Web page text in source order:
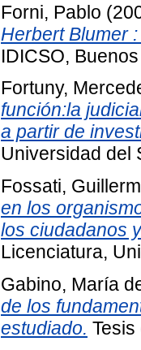
Forni, Pablo
Herbert Blumer
IDICSO,
Fortuny,
función:la
a partir de
Universidad del
Fossati,
en los
los ciudadanos
Licenciatura,
Gabino, María
de los
estudiado.